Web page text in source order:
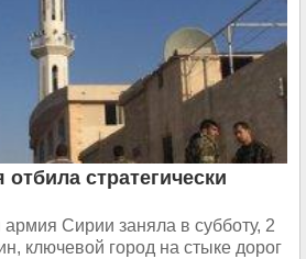
стратегически
Сирии заняла в субботу, 2
ключевой город на стыке дорог